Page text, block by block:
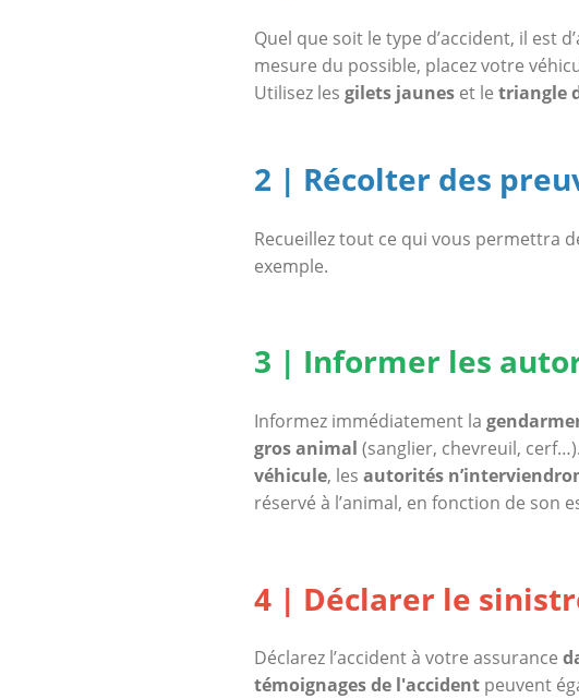
Quel que soit le type d’accident, il est
mesure du possible, placez votre
Utilisez les gilets jaunes et le triangle
2 | Récolter des
Recueillez tout ce qui vous permettra
exemple.
3 | Informer les
Informez immédiatement la
gros animal (sanglier, chevreuil,
véhicule, les autorités
réservé à l’animal, en fonction de son
4 | Déclarer le
Déclarez l’accident à votre assurance
témoignages de l'accident peuvent